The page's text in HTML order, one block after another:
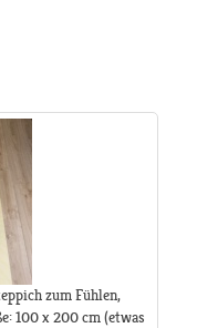
zum Fühlen,
100 x 200 cm (etwas